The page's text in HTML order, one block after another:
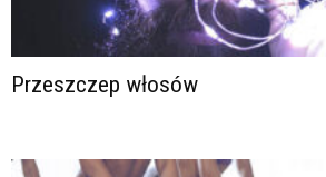
Przeszczep włosów